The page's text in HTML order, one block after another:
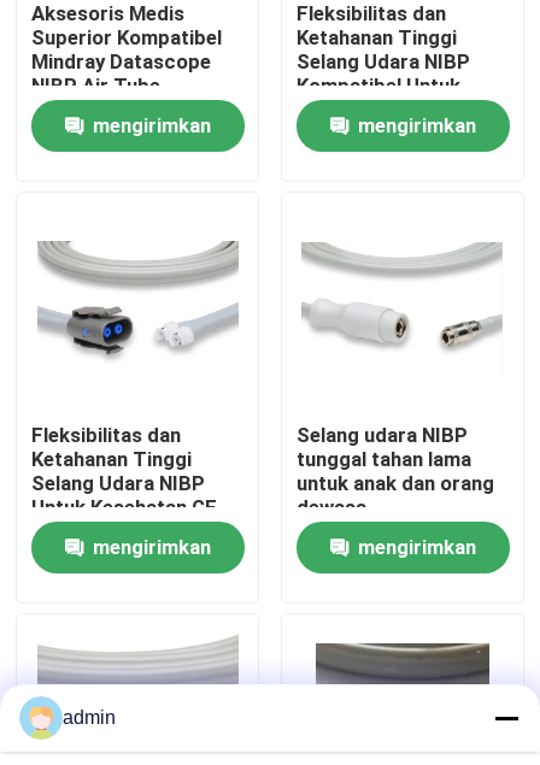
Rumah
Produk
Wisata pabrik
Hubungi kami
Quote request suatu
Sensor SPO2 sekali pakai
Sensor spO2 yang dapat digunakan kembali
Aksesoris Medis
Superior Kompatibel
Mindray Datascope
NIBP Air Tube
200683-04-0004
2,5m Panjangmengirimkan
Fleksibilitas dan
Ketahanan Tinggi
Selang Udara NIBP
Kompatibel Untuk
Comen
mengirimkan
Fleksibilitas dan
Ketahanan Tinggi
Selang Udara NIBP
Untuk Kesehatan GE
mengirimkan
Selang udara NIBP
tunggal tahan lama
untuk anak dan orang
dewasa
mengirimkan
admin